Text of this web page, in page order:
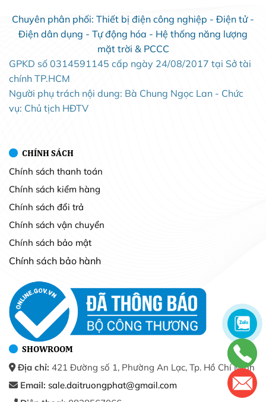
Chuyên phân phối: Thiết bị điện công nghiệp - Điện tử -
Điện dân dụng - Tự động hóa - Hệ thống năng lượng
mặt trời & PCCC
GPKD số 0314591145 cấp ngày 24/08/2017 tại Sở tài
chính TP.HCM
Người phụ trách nội dung: Bà Chung Ngọc Lan - Chức
vụ: Chủ tịch HĐTV
CHÍNH SÁCH
Chính sách thanh toán
Chính sách kiểm hàng
Chính sách đổi trả
Chính sách vận chuyển
Chính sách bảo mật
Chính sách bảo hành
SHOWROOM
Địa chỉ: 421 Đường số 1, Phường An Lạc, Tp. Hồ Chí Minh
Email: sale.daitruongphat@gmail.com